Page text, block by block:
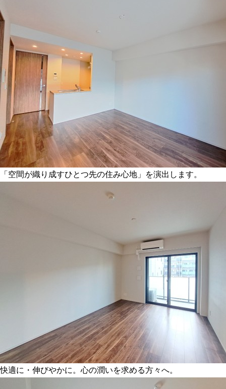
「空間が織り成すひとつ先の住み心地」を演出します。
快適に・伸びやかに。心の潤いを求める方々へ。